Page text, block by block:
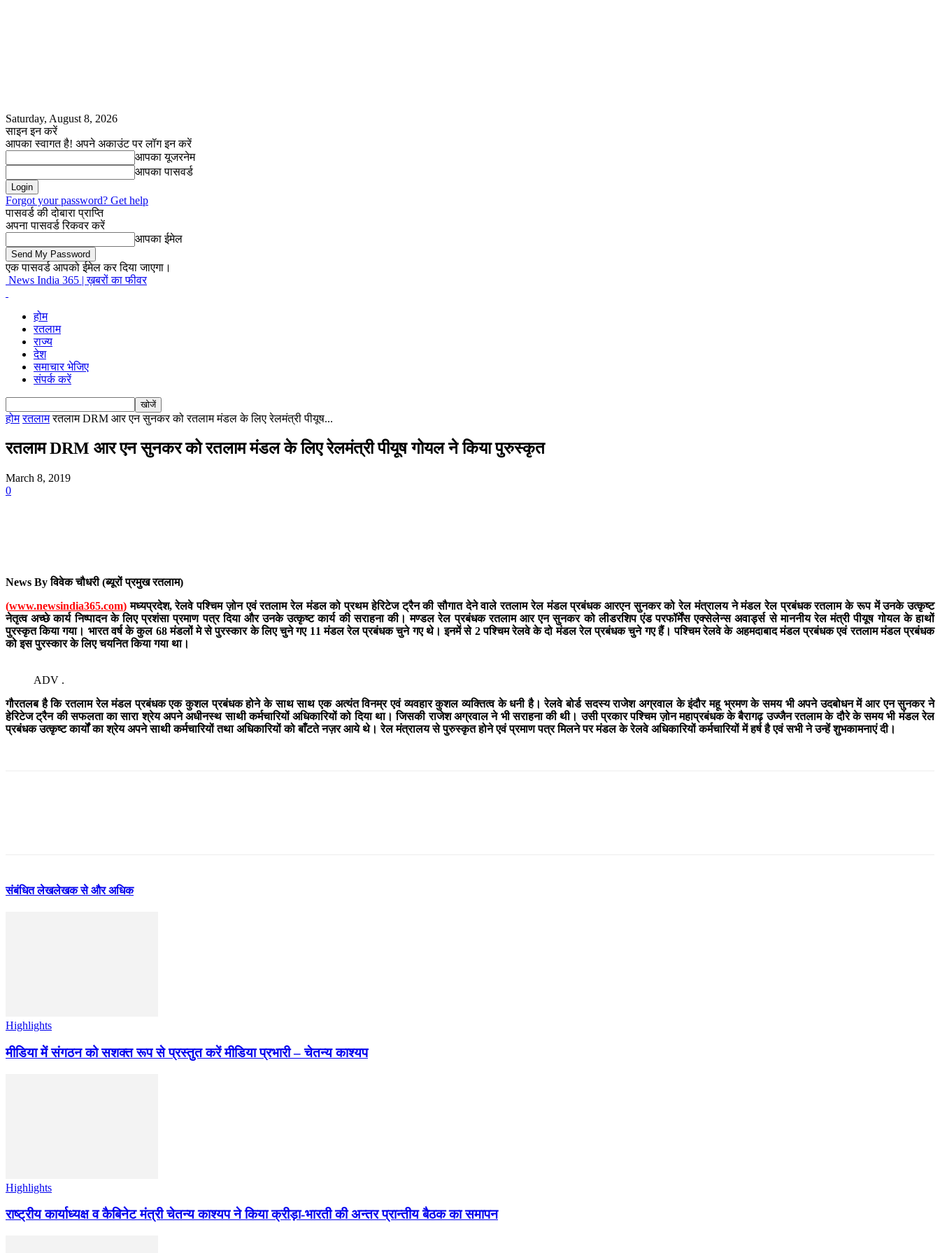
Saturday, August 8, 2026
साइन इन करें
आपका स्वागत है! अपने अकाउंट पर लॉग इन करें
आपका यूजरनेम
आपका पासवर्ड
Forgot your password? Get help
पासवर्ड की दोबारा प्राप्ति
अपना पासवर्ड रिकवर करें
आपका ईमेल
एक पासवर्ड आपको ईमेल कर दिया जाएगा।
News India 365 | ख़बरों का फीवर
होम
रतलाम
राज्य
देश
समाचार भेजिए
संपर्क करें
होम रतलाम रतलाम DRM आर एन सुनकर को रतलाम मंडल के लिए रेलमंत्री पीयूष...
रतलाम DRM आर एन सुनकर को रतलाम मंडल के लिए रेलमंत्री पीयूष गोयल ने किया पुरुस्कृत
March 8, 2019
0
News By विवेक चौधरी (ब्यूरों प्रमुख रतलाम)
(www.newsindia365.com) मध्यप्रदेश, रेलवे पश्चिम ज़ोन एवं रतलाम रेल मंडल को प्रथम हेरिटेज ट्रैन की सौगात देने वाले रतलाम रेल मंडल प्रबंधक आरएन सुनकर को रेल मंत्रालय ने मंडल रेल प्रबंधक रतलाम के रूप में उनके उत्कृष्ट
नेतृत्व अच्छे कार्य निष्पादन के लिए प्रशंसा प्रमाण पत्र दिया और उनके उत्कृष्ट कार्य की सराहना की। मण्डल रेल प्रबंधक रतलाम आर एन सुनकर को लीडरशिप एंड परफॉर्मेंस एक्सेलेन्स अवार्ड्स से माननीय रेल मंत्री पीयूष गोयल के हाथों
पुरस्कृत किया गया। भारत वर्ष के कुल 68 मंडलों मे से पुरस्कार के लिए चुने गए 11 मंडल रेल प्रबंधक चुने गए थे। इनमें से 2 पश्चिम रेलवे के दो मंडल रेल प्रबंधक चुने गए हैं। पश्चिम रेलवे के अहमदाबाद मंडल प्रबंधक एवं रतलाम मंडल प्रबंधक
को इस पुरस्कार के लिए चयनित किया गया था।
ADV .
गौरतलब है कि रतलाम रेल मंडल प्रबंधक एक कुशल प्रबंधक होने के साथ साथ एक अत्यंत विनम्र एवं व्यवहार कुशल व्यक्तित्व के धनी है। रेलवे बोर्ड सदस्य राजेश अग्रवाल के इंदौर महू भ्रमण के समय भी अपने उदबोधन में आर एन सुनकर ने
हेरिटेज ट्रैन की सफलता का सारा श्रेय अपने अधीनस्थ साथी कर्मचारियों अधिकारियों को दिया था। जिसकी राजेश अग्रवाल ने भी सराहना की थी। उसी प्रकार पश्चिम ज़ोन महाप्रबंधक के बैरागढ़ उज्जैन रतलाम के दौरे के समय भी मंडल रेल
प्रबंधक उत्कृष्ट कार्यों का श्रेय अपने साथी कर्मचारियों तथा अधिकारियों को बाँटते नज़र आये थे। रेल मंत्रालय से पुरुस्कृत होने एवं प्रमाण पत्र मिलने पर मंडल के रेलवे अधिकारियों कर्मचारियों में हर्ष है एवं सभी ने उन्हें शुभकामनाएं दी।
संबंधित लेखलेखक से और अधिक
Highlights
मीडिया में संगठन को सशक्त रूप से प्रस्तुत करें मीडिया प्रभारी – चेतन्य काश्यप
Highlights
राष्ट्रीय कार्याध्यक्ष व कैबिनेट मंत्री चेतन्य काश्यप ने किया क्रीड़ा-भारती की अन्तर प्रान्तीय बैठक का समापन